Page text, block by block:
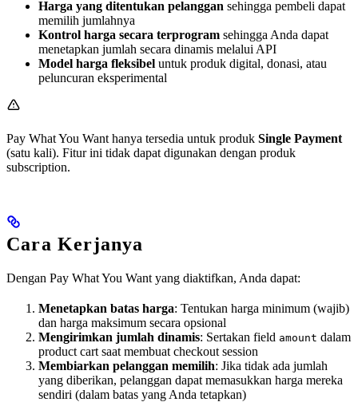
Harga yang ditentukan pelanggan sehingga pembeli dapat
memilih jumlahnya
Kontrol harga secara terprogram sehingga Anda dapat
menetapkan jumlah secara dinamis melalui API
Model harga fleksibel untuk produk digital, donasi, atau
peluncuran eksperimental
Pay What You Want hanya tersedia untuk produk Single Payment
(satu kali). Fitur ini tidak dapat digunakan dengan produk
subscription.
Cara Kerjanya
Dengan Pay What You Want yang diaktifkan, Anda dapat:
Menetapkan batas harga: Tentukan harga minimum (wajib)
dan harga maksimum secara opsional
Mengirimkan jumlah dinamis: Sertakan field amount dalam
product cart saat membuat checkout session
Membiarkan pelanggan memilih: Jika tidak ada jumlah
yang diberikan, pelanggan dapat memasukkan harga mereka
sendiri (dalam batas yang Anda tetapkan)